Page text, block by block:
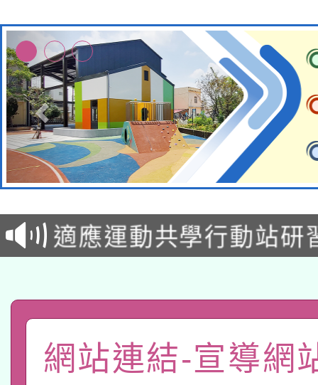
本校115學年度第2次
招甄選結果公告(無人
適應運動共學行動站研
本館辦理115年度閱讀
暨閱讀推動專業研習
科技賦能─人工智慧
礎課程
A3數位素養講師名單
「數位內容與教學軟體
網站連結-宣導網